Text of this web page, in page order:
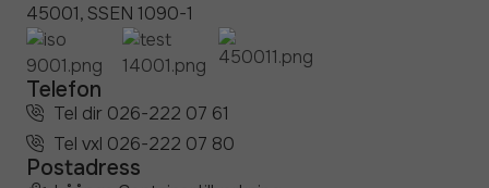
45001, SSEN 1090-1
Telefon
Tel dir 026-222 07 61
Tel vxl 026-222 07 80
Postadress